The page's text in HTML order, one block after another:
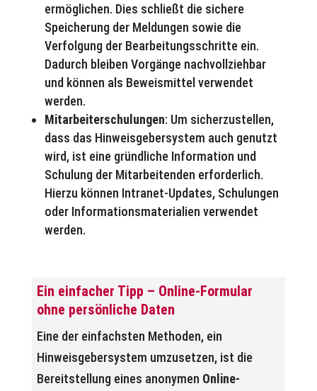
ermöglichen. Dies schließt die sichere
Speicherung der Meldungen sowie die
Verfolgung der Bearbeitungsschritte ein.
Dadurch bleiben Vorgänge nachvollziehbar
und können als Beweismittel verwendet
werden.
Mitarbeiterschulungen: Um sicherzustellen,
dass das Hinweisgebersystem auch genutzt
wird, ist eine gründliche Information und
Schulung der Mitarbeitenden erforderlich.
Hierzu können Intranet-Updates, Schulungen
oder Informationsmaterialien verwendet
werden.
Ein einfacher Tipp – Online-Formular
ohne persönliche Daten
Eine der einfachsten Methoden, ein
Hinweisgebersystem umzusetzen, ist die
Bereitstellung eines anonymen Online-